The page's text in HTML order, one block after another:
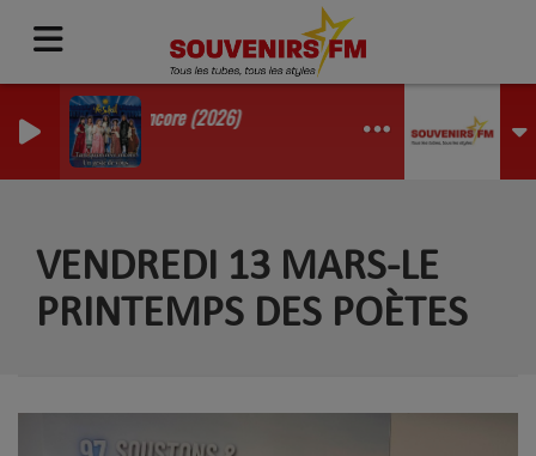
Tant Qu'on Rêve Encore (2026)
LE ROI SOLEIL
VENDREDI 13 MARS-LE
PRINTEMPS DES POÈTES